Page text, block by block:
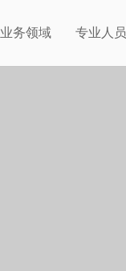
业务领域 专业人员